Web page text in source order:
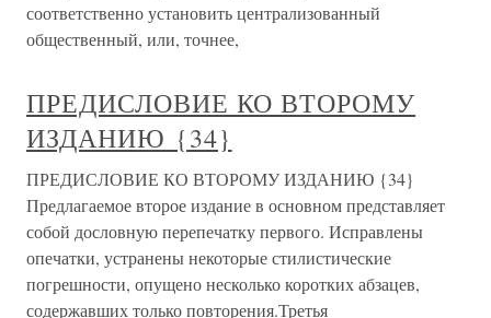
соответственно установить централизованный
общественный, или, точнее,
ПРЕДИСЛОВИЕ КО ВТОРОМУ
ИЗДАНИЮ {34}
ПРЕДИСЛОВИЕ КО ВТОРОМУ ИЗДАНИЮ {34}
Предлагаемое второе издание в основном представляет
собой дословную перепечатку первого. Исправлены
опечатки, устранены некоторые стилистические
погрешности, опущено несколько коротких абзацев,
содержавших только повторения.Третья